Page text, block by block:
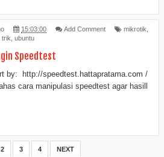
15:03:00 Add Comment mikrotik
trik ubuntu
Speedtest
by: http://speedtest.hattapratama.com /
cara manipulasi speedtest agar hasill
2 3 4 NEXT